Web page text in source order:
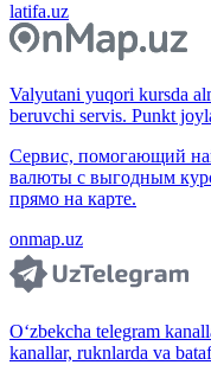
latifa.uz
Valyutani yuqori kursda
beruvchi servis. Punkt
Сервис, помогающий
валюты с выгодным
прямо на карте.
onmap.uz
O‘zbekcha telegram
kanallar, ruknlarda va